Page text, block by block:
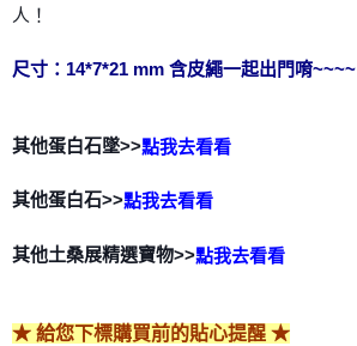
人！
尺寸：14*7*21 mm 含皮繩一起出門唷~~~~
其他蛋白石墜>>點我去看看
其他蛋白石>>點我去看看
其他土桑展精選寶物>>點我去看看
★ 給您下標購買前的貼心提醒 ★